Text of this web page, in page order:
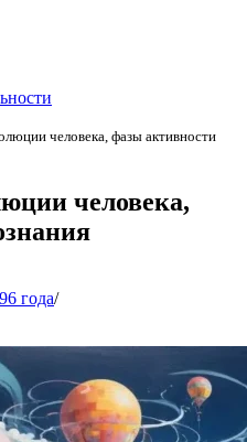
человека, фазы активности
человека,
года